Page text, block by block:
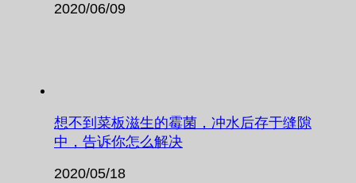
2020/06/09
想不到菜板滋生的霉菌，冲水后存于缝隙
中，告诉你怎么解决
2020/05/18